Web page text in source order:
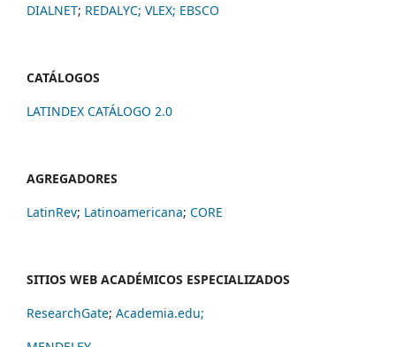
DIALNET; REDALYC; VLEX; EBSCO
CATÁLOGOS
LATINDEX CATÁLOGO 2.0
AGREGADORES
LatinRev; Latinoamericana; CORE
SITIOS WEB ACADÉMICOS ESPECIALIZADOS
ResearchGate; Academia.edu;